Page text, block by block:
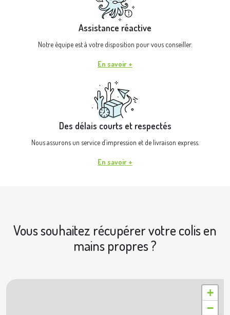
Assistance réactive
Notre équipe est à votre disposition pour vous conseiller.
En savoir +
Des délais courts et respectés
Nous assurons un service d’impression et de livraison express.
En savoir +
Vous souhaitez récupérer votre colis en
mains propres ?
+
−